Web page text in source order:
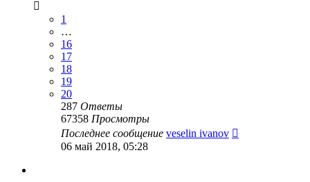
1
…
16
17
18
19
20
287 Ответы
67358 Просмотры
Последнее сообщение veselin ivanov
06 май 2018, 05:28